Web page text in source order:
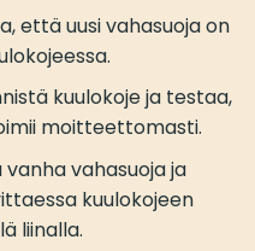
että uusi vahasuoja on
kuulokoje ja testaa,
moitteettomasti.
vanha vahasuoja ja
kuulokojeen
liinalla.